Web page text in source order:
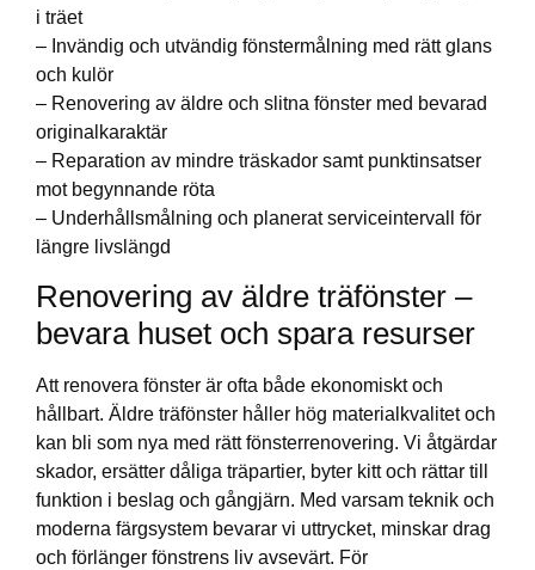
i träet
– Invändig och utvändig fönstermålning med rätt glans
och kulör
– Renovering av äldre och slitna fönster med bevarad
originalkaraktär
– Reparation av mindre träskador samt punktinsatser
mot begynnande röta
– Underhållsmålning och planerat serviceintervall för
längre livslängd
Renovering av äldre träfönster –
bevara huset och spara resurser
Att renovera fönster är ofta både ekonomiskt och
hållbart. Äldre träfönster håller hög materialkvalitet och
kan bli som nya med rätt fönsterrenovering. Vi åtgärdar
skador, ersätter dåliga träpartier, byter kitt och rättar till
funktion i beslag och gångjärn. Med varsam teknik och
moderna färgsystem bevarar vi uttrycket, minskar drag
och förlänger fönstrens liv avsevärt. För